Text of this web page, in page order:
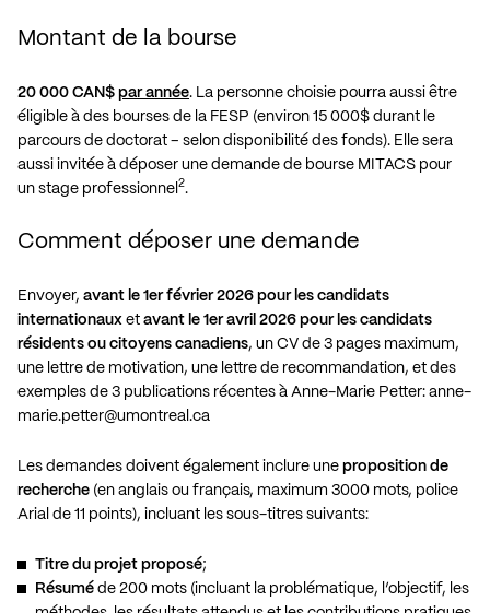
Montant de la bourse
20 000 CAN$ par année. La personne choisie pourra aussi être
éligible à des bourses de la FESP (environ 15 000$ durant le
parcours de doctorat – selon disponibilité des fonds). Elle sera
aussi invitée à déposer une demande de bourse MITACS pour
un stage professionnel 2.
Comment déposer une demande
Envoyer, avant le 1er février 2026 pour les candidats
internationaux et avant le 1er avril 2026 pour les candidats
résidents ou citoyens canadiens, un CV de 3 pages maximum,
une lettre de motivation, une lettre de recommandation, et des
exemples de 3 publications récentes à Anne-Marie Petter: anne-
marie.petter@umontreal.ca
Les demandes doivent également inclure une proposition de
recherche (en anglais ou français, maximum 3000 mots, police
Arial de 11 points), incluant les sous-titres suivants:
Titre du projet proposé;
Résumé de 200 mots (incluant la problématique, l’objectif, les